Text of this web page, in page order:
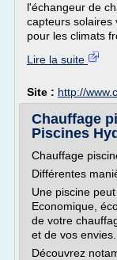
l'échangeur de
capteurs solaires
pour les climats
Lire la suite
Site : http://
Chauffage
Piscines
Chauffage
Différentes
Une piscine
Economique,
de votre
et de vos envies.
Découvrez